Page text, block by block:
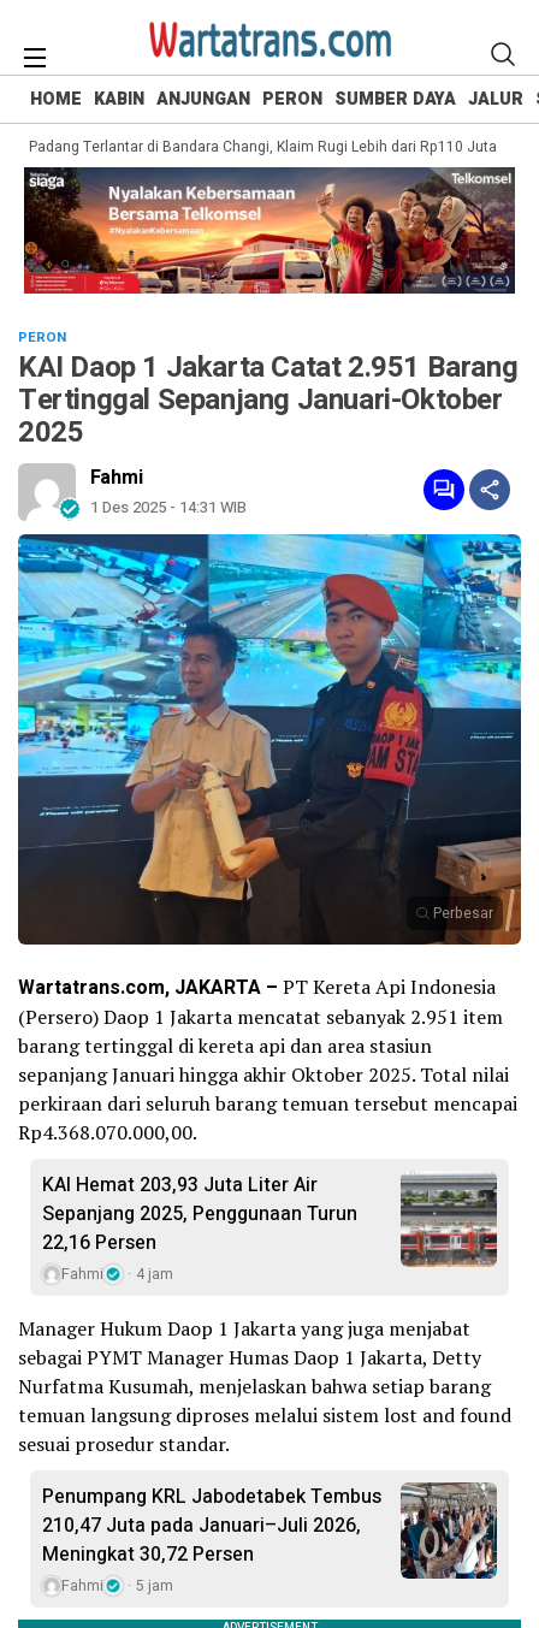
HOME KABIN ANJUNGAN PERON SUMBER DAYA JALUR
Terlantar di Bandara Changi, Klaim Rugi Lebih dari Rp110 Juta
PERON
KAI Daop 1 Jakarta Catat 2.951 Barang
Tertinggal Sepanjang Januari-Oktober
2025
Fahmi
1 Des 2025 - 14:31 WIB
Perbesar
Wartatrans.com, JAKARTA – PT Kereta Api Indonesia
(Persero) Daop 1 Jakarta mencatat sebanyak 2.951 item
barang tertinggal di kereta api dan area stasiun
sepanjang Januari hingga akhir Oktober 2025. Total nilai
perkiraan dari seluruh barang temuan tersebut mencapai
Rp4.368.070.000,00.
KAI Hemat 203,93 Juta Liter Air
Sepanjang 2025, Penggunaan Turun
22,16 Persen
Fahmi 4 jam
Manager Hukum Daop 1 Jakarta yang juga menjabat
sebagai PYMT Manager Humas Daop 1 Jakarta, Detty
Nurfatma Kusumah, menjelaskan bahwa setiap barang
temuan langsung diproses melalui sistem lost and found
sesuai prosedur standar.
Penumpang KRL Jabodetabek Tembus
210,47 Juta pada Januari–Juli 2026,
Meningkat 30,72 Persen
Fahmi 5 jam